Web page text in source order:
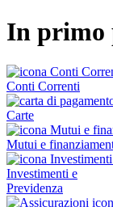
In primo
Conti Correnti
Carte
Mutui e
Investimenti e
Previdenza